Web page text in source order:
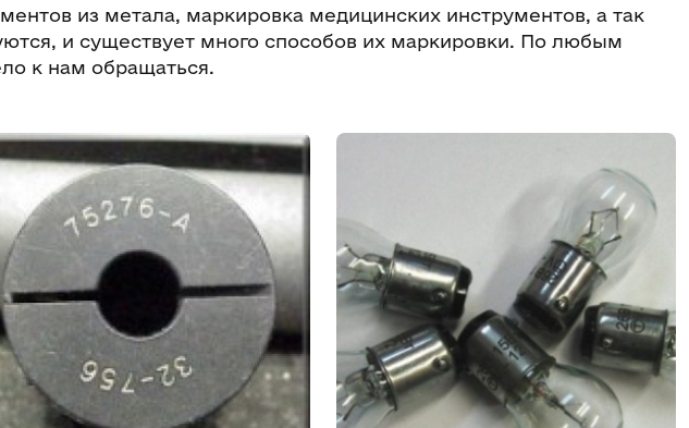
из метала, маркировка медицинских инструментов, а так
и существует много способов их маркировки. По любым
к нам обращаться.